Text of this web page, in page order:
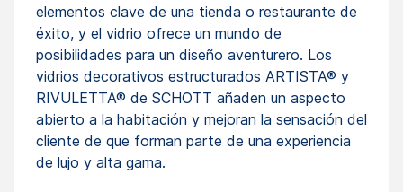
elementos clave de una tienda o restaurante de
éxito, y el vidrio ofrece un mundo de
posibilidades para un diseño aventurero. Los
vidrios decorativos estructurados ARTISTA® y
RIVULETTA® de SCHOTT añaden un aspecto
abierto a la habitación y mejoran la sensación del
cliente de que forman parte de una experiencia
de lujo y alta gama.